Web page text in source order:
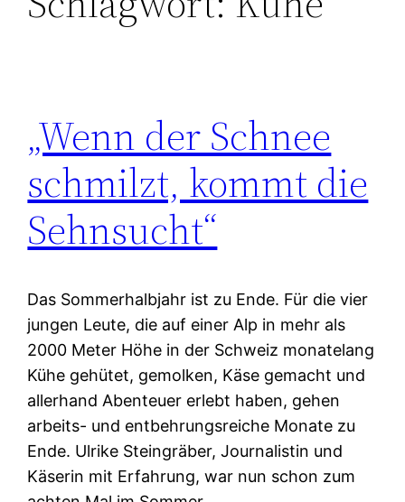
„Wenn der Schnee
schmilzt, kommt die
Sehnsucht“
Das Sommerhalbjahr ist zu Ende. Für die vier
jungen Leute, die auf einer Alp in mehr als
2000 Meter Höhe in der Schweiz monatelang
Kühe gehütet, gemolken, Käse gemacht und
allerhand Abenteuer erlebt haben, gehen
arbeits- und entbehrungsreiche Monate zu
Ende. Ulrike Steingräber, Journalistin und
Käserin mit Erfahrung, war nun schon zum